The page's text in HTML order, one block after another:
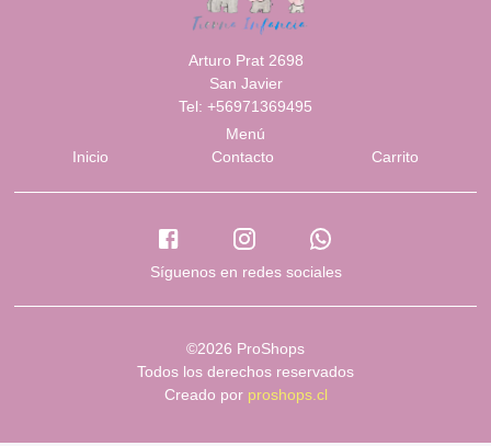
Arturo Prat 2698
San Javier
Tel: +56971369495
Menú
Inicio
Contacto Carrito
Síguenos en redes sociales
©2026 ProShops
Todos los derechos reservados
Creado por proshops.cl